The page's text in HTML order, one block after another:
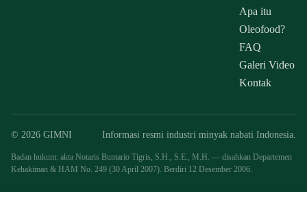
Apa itu
Oleofood?
FAQ
Galeri Video
Kontak
© 2026 GIMNI Informasi resmi industri minyak nabati Indonesia.
Badan hukum: akta Notaris Buntario Tigris, S.H., S.E., M.H. — disahkan Departemen
Kehakiman & HAM No. 249 (30 April 2007). Berdiri 12 Desember 2006.